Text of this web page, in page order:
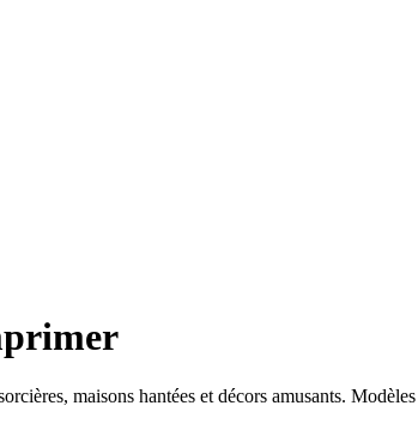
maisons hantées et décors amusants.